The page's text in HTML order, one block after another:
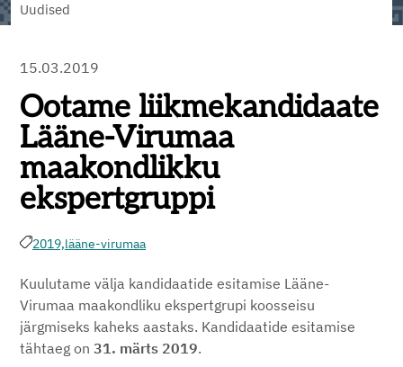
Uudised
15.03.2019
Ootame liikmekandidaate
Lääne-Virumaa
maakondlikku
ekspertgruppi
2019,lääne-virumaa
Kuulutame välja kandidaatide esitamise Lääne-
Virumaa maakondliku ekspertgrupi koosseisu
järgmiseks kaheks aastaks. Kandidaatide esitamise
tähtaeg on 31. märts 2019.